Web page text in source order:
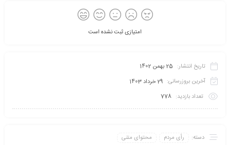
امتیازی ثبت نشده است
تاریخ انتشار: 25 بهمن 1402
آخرین بروزرسانی: 29 خرداد 1403
تعداد بازدید: 778
دسته: رأی مردم محتوای متنی